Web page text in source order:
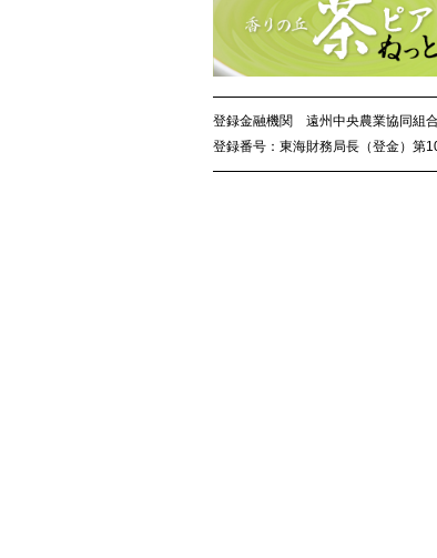
登録金融機関 遠州中央農業協同組
登録番号：東海財務局長（登金）第